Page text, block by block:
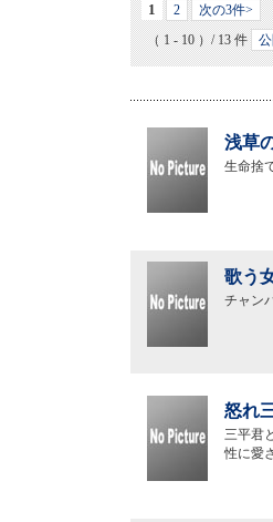
1 2
次の3件>
（ 1 - 10 ）/ 13 件
浅草
生命捨
歌う
チャン
怒れ
三平君
性に愛